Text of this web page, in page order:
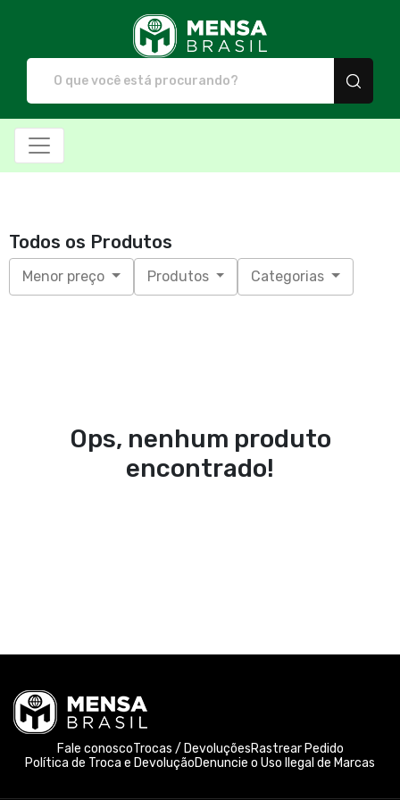
Todos os Produtos
Menor preço Produtos Categorias
Ops, nenhum produto
encontrado!
Fale conoscoTrocas / DevoluçõesRastrear Pedido
Política de Troca e DevoluçãoDenuncie o Uso Ilegal de Marcas